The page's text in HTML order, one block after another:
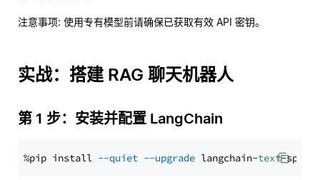
注意事项: 使用专有模型前请确保已获取有效 API 密钥。
实战：搭建 RAG 聊天机器人
第 1 步：安装并配置 LangChain
%pip install --quiet --upgrade langchain-text